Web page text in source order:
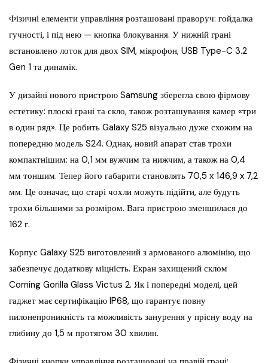
Фізичні елементи управління розташовані праворуч: гойдалка
гучності, і під нею — кнопка блокування. У нижній грані
встановлено лоток для двох SIM, мікрофон, USB Type-C 3.2
Gen 1 та динамік.
У дизайні нового пристрою Samsung зберегла свою фірмову
естетику: плоскі грані та скло, також розташування камер «три
в один ряд». Це робить Galaxy S25 візуально дуже схожим на
попередню модель S24. Однак, новий апарат став трохи
компактнішим: на 0,1 мм вужчим та нижчим, а також на 0,4
мм тоншим. Тепер його габарити становлять 70,5 x 146,9 x 7,2
мм. Це означає, що старі чохли можуть підійти, але будуть
трохи більшими за розміром. Вага пристрою зменшилася до
162 г.
Корпус Galaxy S25 виготовлений з армованого алюмінію, що
забезпечує додаткову міцність. Екран захищений склом
Corning Gorilla Glass Victus 2. Як і попередні моделі, цей
гаджет має сертифікацію IP68, що гарантує повну
пилонепроникність та можливість занурення у прісну воду на
глибину до 1,5 м протягом 30 хвилин.